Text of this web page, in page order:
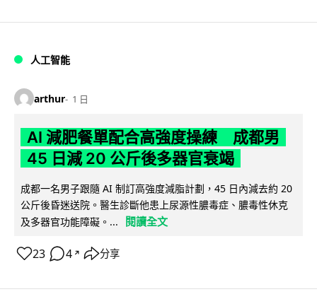
人工智能
arthur 1 日
AI 減肥餐單配合高強度操練 成都男
45 日減 20 公斤後多器官衰竭
成都一名男子跟隨 AI 制訂高強度減脂計劃，45 日內減去約 20
公斤後昏迷送院。醫生診斷他患上尿源性膿毒症、膿毒性休克
及多器官功能障礙。...
閱讀全文
23 4 ↗ 分享